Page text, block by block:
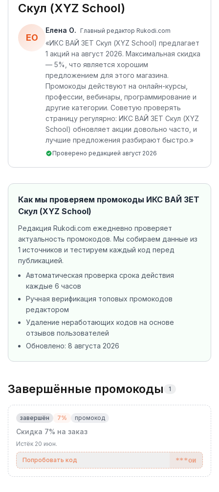
Скул (XYZ School)
ЕО
Елена О. Главный редактор Rukodi.com
«ИКС ВАЙ ЗЕТ Скул (XYZ School) предлагает
1 акций на август 2026. Максимальная скидка
— 5%, что является хорошим
предложением для этого магазина.
Промокоды действуют на онлайн-курсы,
профессии, вебинары, программирование и
другие категории. Советую проверять
страницу регулярно: ИКС ВАЙ ЗЕТ Скул (XYZ
School) обновляет акции довольно часто, и
лучшие предложения разбирают быстро.»
Проверено редакцией август 2026
Как мы проверяем промокоды ИКС ВАЙ ЗЕТ
Скул (XYZ School)
Редакция Rukodi.com ежедневно проверяет
актуальность промокодов. Мы собираем данные из
1 источников и тестируем каждый код перед
публикацией.
Автоматическая проверка срока действия
каждые 6 часов
Ручная верификация топовых промокодов
редактором
Удаление неработающих кодов на основе
отзывов пользователей
Обновлено: 8 августа 2026
Завершённые промокоды 1
завершён 7% промокод
Скидка 7% на заказ
Истёк 20 июн.
Попробовать код ***ои